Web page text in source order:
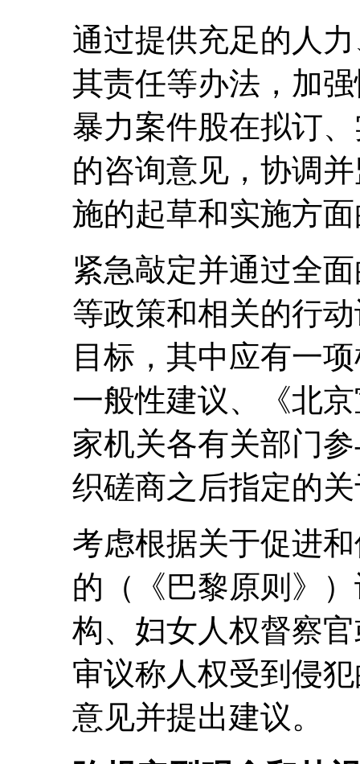
通过提供充足的人
其责任等办法，加
暴力案件股在拟订
的咨询意见，协调
施的起草和实施方
紧急敲定并通过全
等政策和相关的行
目标，其中应有一
一般性建议、《北
家机关各有关部门
织磋商之后指定的
考虑根据关于促进
的（《巴黎原则》
构、妇女人权督察
审议称人权受到侵
意见并提出建议。